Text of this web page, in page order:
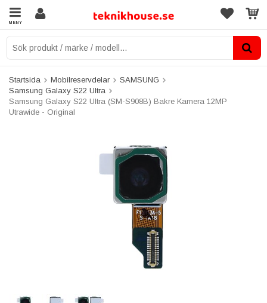
MENY
Startsida Mobilreservdelar
SAMSUNG
Samsung Galaxy S22 Ultra
Samsung Galaxy S22 Ultra (SM-S908B) Bakre Kamera 12MP
Utrawide - Original